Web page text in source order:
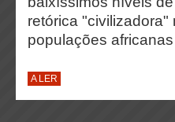
retórica
populações
A LER